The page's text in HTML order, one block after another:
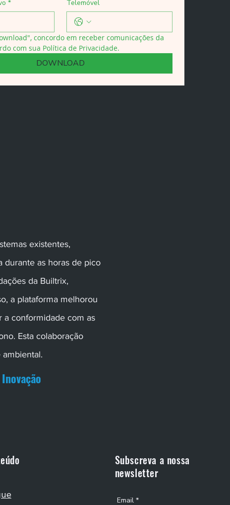
* Telemóvel
concordo em receber comunicações da
com sua Política de Privacidade.
DOWNLOAD
existentes,
durante as horas de pico
da Builtrix,
a plataforma melhorou
a conformidade com as
Esta colaboração
Subscreva a nossa
newsletter
Email